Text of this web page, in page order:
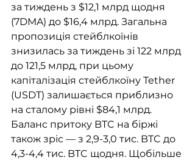
за тиждень з $12,1 млрд щодня
(7DMA) до $16,4 млрд. Загальна
пропозиція стейблкоїнів
знизилась за тиждень зі 122 млрд
до 121,5 млрд, при цьому
капіталізація стейблкоїну Tether
(USDT) залишається приблизно
на сталому рівні $84,1 млрд.
Баланс притоку BTC на біржі
також зріс — з 2,9-3,0 тис. BTC до
4,3-4,4 тис. BTC щодня. Щобільше